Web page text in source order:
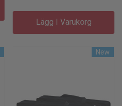
Lägg I Varukorg
New